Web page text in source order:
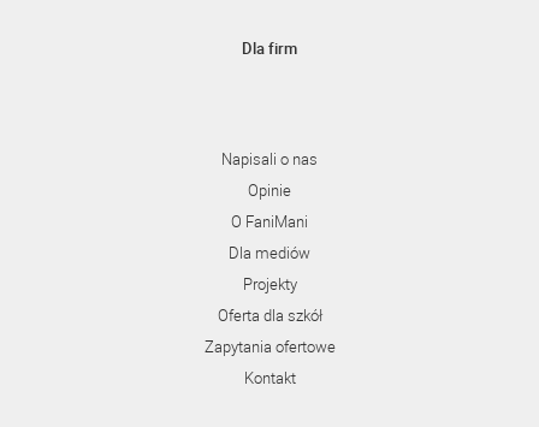
Dla firm
Napisali o nas
Opinie
O FaniMani
Dla mediów
Projekty
Oferta dla szkół
Zapytania ofertowe
Kontakt